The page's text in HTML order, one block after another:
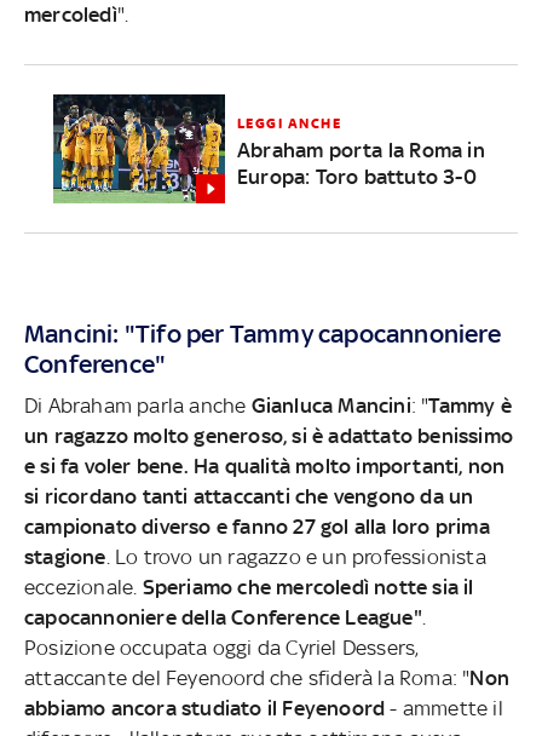
mercoledì".
LEGGI ANCHE
Abraham porta la Roma in
Europa: Toro battuto 3-0
Mancini: "Tifo per Tammy capocannoniere
Conference"
Di Abraham parla anche Gianluca Mancini: "Tammy è
un ragazzo molto generoso, si è adattato benissimo
e si fa voler bene. Ha qualità molto importanti, non
si ricordano tanti attaccanti che vengono da un
campionato diverso e fanno 27 gol alla loro prima
stagione . Lo trovo un ragazzo e un professionista
eccezionale. Speriamo che mercoledì notte sia il
capocannoniere della Conference League"
Posizione occupata oggi da Cyriel Dessers,
attaccante del Feyenoord che sfiderà la Roma: "Non
abbiamo ancora studiato il Feyenoord- ammette il